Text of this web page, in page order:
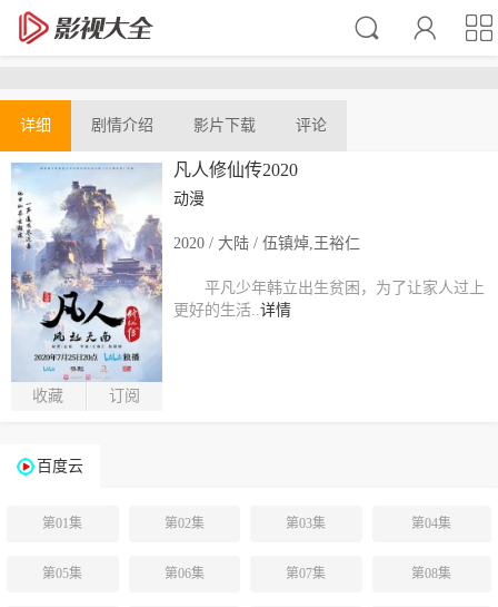
详细 剧情介绍 影片下载 评论
收藏 订阅
凡人修仙传2020
动漫
2020 / 大陆 / 伍镇焯,王裕仁
平凡少年韩立出生贫困，为了让家人过上
更好的生活..详情
百度云
第01集 第02集 第03集 第04集
第05集 第06集 第07集 第08集